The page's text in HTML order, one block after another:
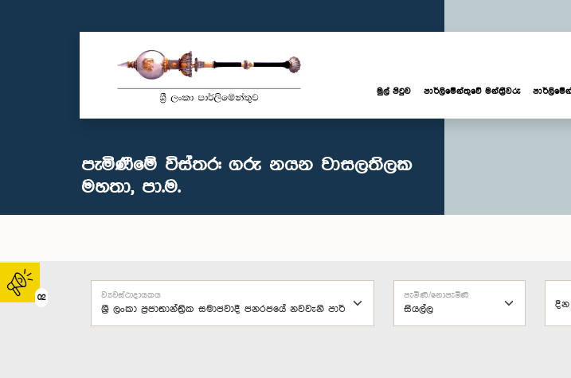
02
මුල් පිටුව පාර්ලි‌මේන්තුවේ මන්ත්‍රීවරු
පැමිණීමේ විස්තර: ගරු නයන වාසලතිලක
මහතා, පා.ම.
ව්‍යවස්ථාදායකය පැමිණි/නොපැමිණි
දින